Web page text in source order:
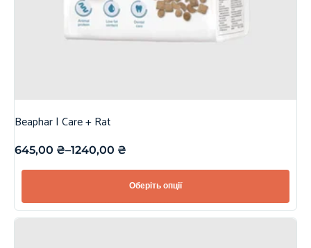
Beaphar | Care + Rat
645,00 ₴–1240,00 ₴
Оберіть опції